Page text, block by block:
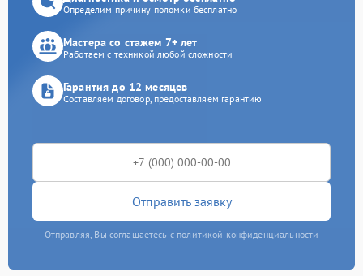
Определим причину поломки бесплатно
Мастера со стажем 7+ лет
Работаем с техникой любой сложности
Гарантия до 12 месяцев
Составляем договор, предоставляем гарантию
Отправить заявку
Отправляя, Вы соглашаетесь с политикой конфиденциальности